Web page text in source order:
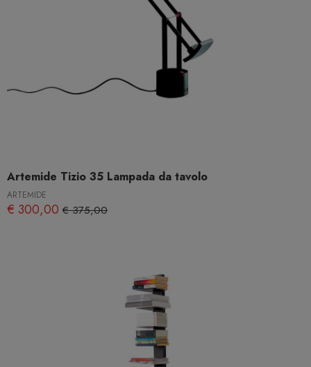
Artemide Tizio 35 Lampada da tavolo
ARTEMIDE
€ 300,00 € 375,00